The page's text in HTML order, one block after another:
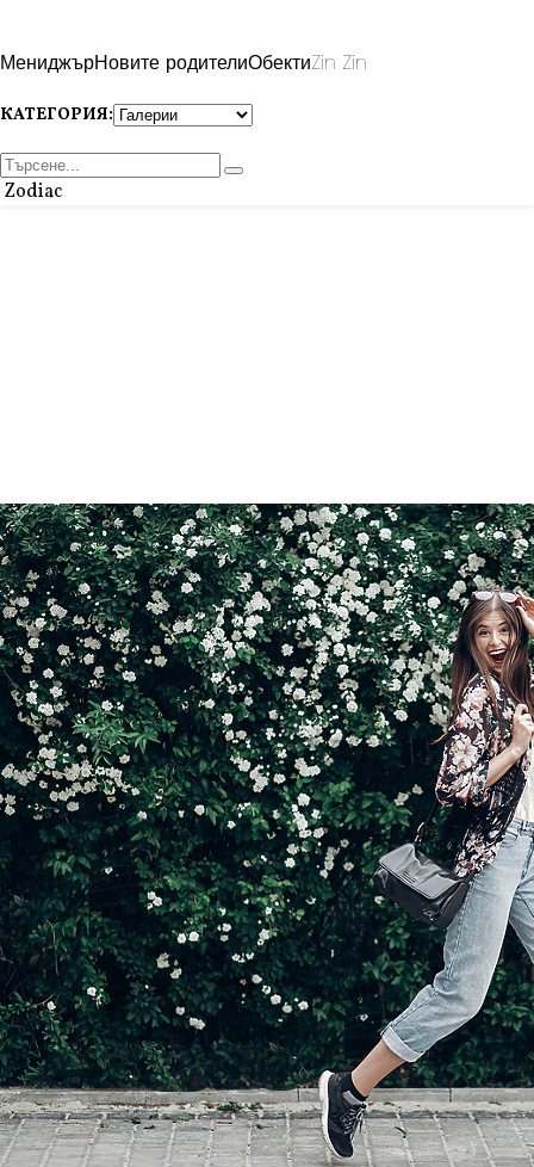
МениджърНовите родителиОбектиZin Zin
КАТЕГОРИЯ:
Zodiac